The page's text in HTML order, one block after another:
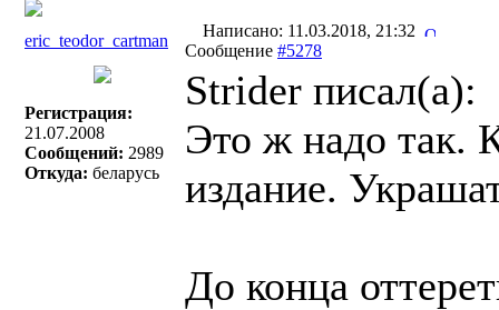
eric_teodor_cartman
Написано: 11.03.2018, 21:32
Сообщение #5278
Регистрация:
21.07.2008
Сообщений: 2989
Откуда: беларусь
Strider писал(a):
Это ж надо так.
издание.
До конца